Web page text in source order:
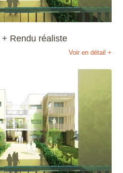
Rendu réaliste
Voir en détail +